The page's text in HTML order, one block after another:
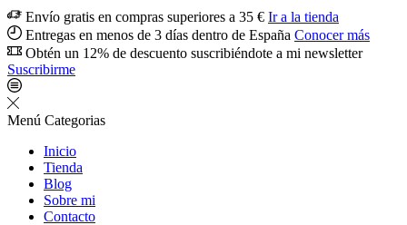
Envío gratis en compras superiores a 35 € Ir a la tienda
Entregas en menos de 3 días dentro de España Conocer más
Obtén un 12% de descuento suscribiéndote a mi newsletter
Suscribirme
Menú Categorias
Inicio
Tienda
Blog
Sobre mi
Contacto